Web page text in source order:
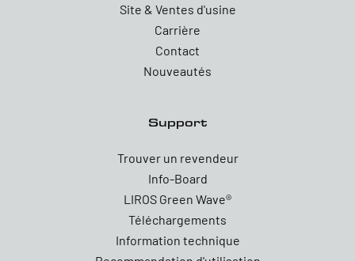
Site & Ventes d'usine
Carrière
Contact
Nouveautés
Support
Trouver un revendeur
Info-Board
LIROS Green Wave®
Téléchargements
Information technique